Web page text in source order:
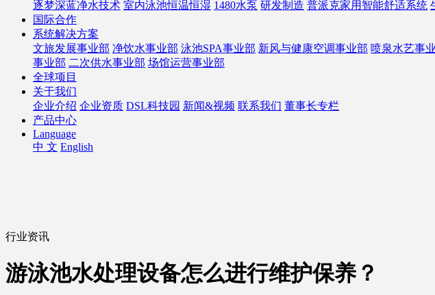
逐梦深蓝净水技术 室内泳池恒温恒湿 1480水泵 研发制造 普派克家用智能舒适系统
国际合作
系统解决方案
文旅发展事业部 净饮水事业部 泳池SPA事业部 新风与健康空调事业部 喷泉水艺事
事业部 二次供水事业部 场馆运营事业部
全球项目
关于我们
企业介绍 企业资质 DSL科技园 新闻&视频 联系我们 董事长专栏
产品中心
Language
中 文 English
行业资讯
游泳池水处理设备怎么进行维护保养？